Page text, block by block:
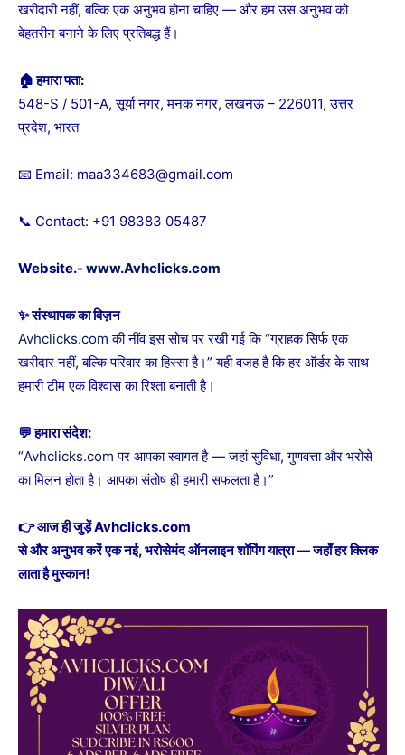
खरीदारी नहीं, बल्कि एक अनुभव होना चाहिए — और हम उस अनुभव को
बेहतरीन बनाने के लिए प्रतिबद्ध हैं।
🏠 हमारा पता:
548-S / 501-A, सूर्या नगर, मनक नगर, लखनऊ – 226011, उत्तर
प्रदेश, भारत
📧 Email: maa334683@gmail.com
📞 Contact: +91 98383 05487
Website.- www.Avhclicks.com
✨ संस्थापक का विज़न
Avhclicks.com की नींव इस सोच पर रखी गई कि “ग्राहक सिर्फ एक
खरीदार नहीं, बल्कि परिवार का हिस्सा है।” यही वजह है कि हर ऑर्डर के साथ
हमारी टीम एक विश्वास का रिश्ता बनाती है।
💬 हमारा संदेश:
“Avhclicks.com पर आपका स्वागत है — जहां सुविधा, गुणवत्ता और भरोसे
का मिलन होता है। आपका संतोष ही हमारी सफलता है।”
👉 आज ही जुड़ें Avhclicks.com
से और अनुभव करें एक नई, भरोसेमंद ऑनलाइन शॉपिंग यात्रा — जहाँ हर क्लिक
लाता है मुस्कान!